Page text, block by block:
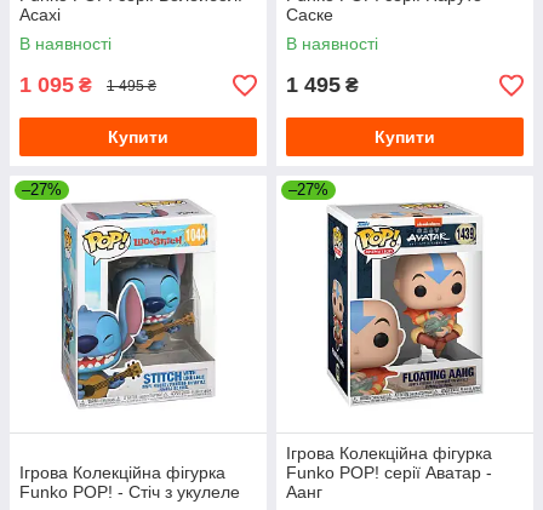
Асахі
В наявності
1 095 ₴ 1 495 ₴
Купити
Саске
В наявності
1 495 ₴
Купити
–27%
Ігрова Колекційна фігурка
Funko POP! - Стіч з укулеле
–27%
Ігрова Колекційна фігурка
Funko POP! серії Аватар -
Аанг